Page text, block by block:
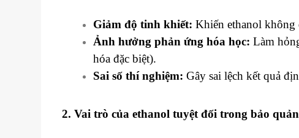
Giảm độ tinh khiết: Khiến ethanol không
Ảnh hưởng phản ứng hóa học: Làm
hóa đặc biệt).
Sai số thí nghiệm: Gây sai lệch kết quả
2. Vai trò của ethanol tuyệt đối trong bảo